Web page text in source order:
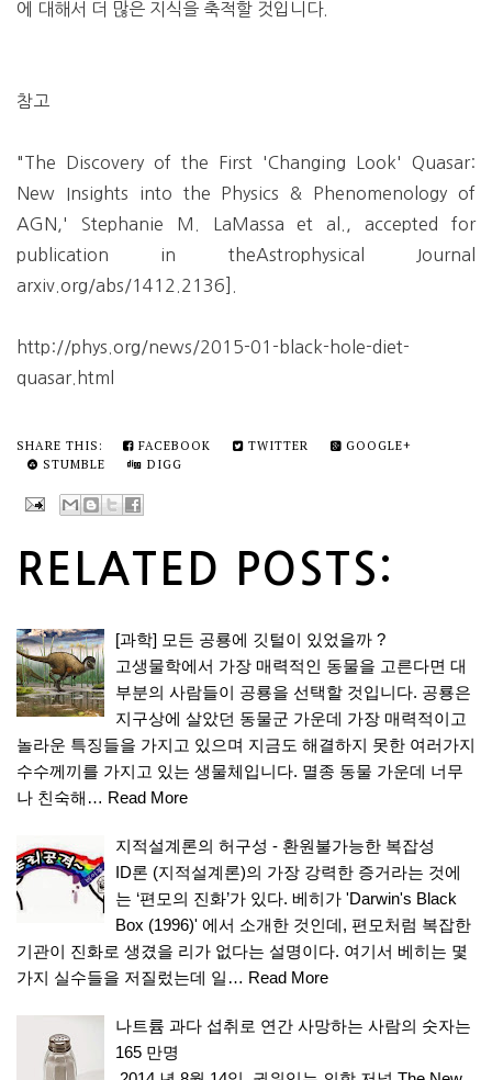
에 대해서 더 많은 지식을 축적할 것입니다.
참고
"The Discovery of the First 'Changing Look' Quasar:
New Insights into the Physics & Phenomenology of
AGN,' Stephanie M. LaMassa et al., accepted for
publication in theAstrophysical Journal
arxiv.org/abs/1412.2136].
http://phys.org/news/2015-01-black-hole-diet-
quasar.html
SHARE THIS: FACEBOOK TWITTER
GOOGLE+
STUMBLE
DIGG
RELATED POSTS:
[과학] 모든 공룡에 깃털이 있었을까 ?
고생물학에서 가장 매력적인 동물을 고른다면 대
부분의 사람들이 공룡을 선택할 것입니다. 공룡은
지구상에 살았던 동물군 가운데 가장 매력적이고
놀라운 특징들을 가지고 있으며 지금도 해결하지 못한 여러가지
수수께끼를 가지고 있는 생물체입니다. 멸종 동물 가운데 너무
나 친숙해… Read More
지적설계론의 허구성 - 환원불가능한 복잡성
ID론 (지적설계론)의 가장 강력한 증거라는 것에
는 ‘편모의 진화’가 있다. 베히가 'Darwin's Black
Box (1996)' 에서 소개한 것인데, 편모처럼 복잡한
기관이 진화로 생겼을 리가 없다는 설명이다. 여기서 베히는 몇
가지 실수들을 저질렀는데 일… Read More
나트륨 과다 섭취로 연간 사망하는 사람의 숫자는
165 만명